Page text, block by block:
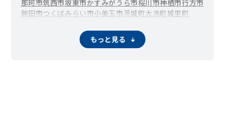
那珂市筑西市坂東市かすみがうら市桜川市神栖市行方市
鉾田市つくばみらい市小美玉市茨城町大洗町城里町
もっと見る